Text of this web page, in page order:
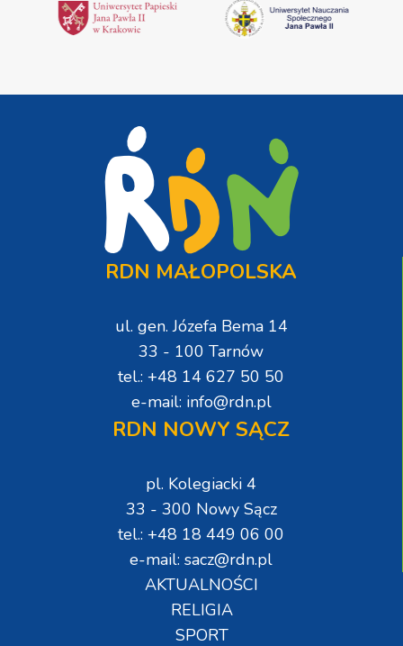
RDN MAŁOPOLSKA
ul. gen. Józefa Bema 14
33 - 100 Tarnów
tel.: +48 14 627 50 50
e-mail: info@rdn.pl
RDN NOWY SĄCZ
pl. Kolegiacki 4
33 - 300 Nowy Sącz
tel.: +48 18 449 06 00
e-mail: sacz@rdn.pl
AKTUALNOŚCI
RELIGIA
SPORT